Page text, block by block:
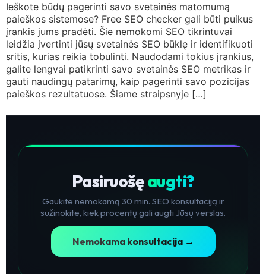
Ieškote būdų pagerinti savo svetainės matomumą
paieškos sistemose? Free SEO checker gali būti puikus
įrankis jums pradėti. Šie nemokomi SEO tikrintuvai
leidžia įvertinti jūsų svetainės SEO būklę ir identifikuoti
sritis, kurias reikia tobulinti. Naudodami tokius įrankius,
galite lengvai patikrinti savo svetainės SEO metrikas ir
gauti naudingų patarimų, kaip pagerinti savo pozicijas
paieškos rezultatuose. Šiame straipsnyje […]
Pasiruošęaugti?
Gaukite nemokamą 30 min. SEO konsultaciją ir
sužinokite, kiek procentų gali augti Jūsų verslas.
Nemokama konsultacija →